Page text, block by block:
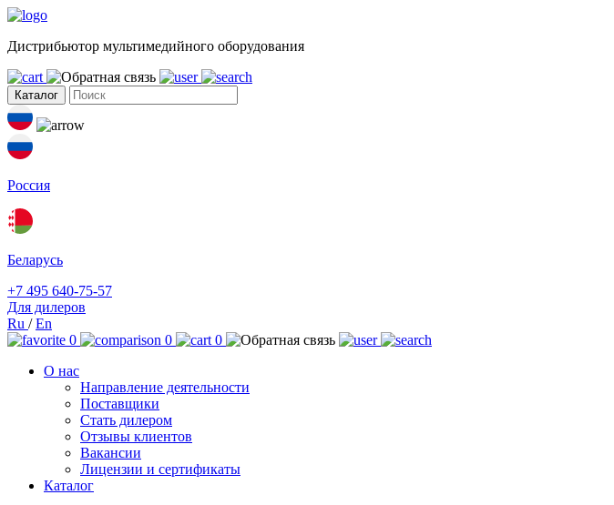
Дистрибьютор мультимедийного оборудования
Каталог
Россия
Беларусь
+7 495 640-75-57
Для дилеров
Ru /En
0
0
0
О нас
Направление деятельности
Поставщики
Стать дилером
Отзывы клиентов
Вакансии
Лицензии и сертификаты
Каталог